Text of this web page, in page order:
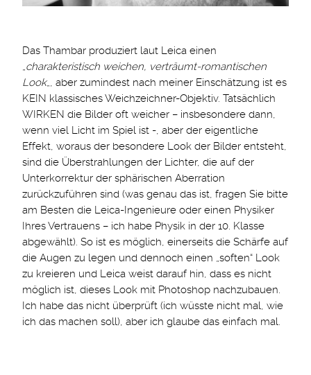
Das Thambar produziert laut Leica einen
„charakteristisch weichen, verträumt-romantischen
Look„, aber zumindest nach meiner Einschätzung ist es
KEIN klassisches Weichzeichner-Objektiv. Tatsächlich
WIRKEN die Bilder oft weicher – insbesondere dann,
wenn viel Licht im Spiel ist -, aber der eigentliche
Effekt, woraus der besondere Look der Bilder entsteht,
sind die Überstrahlungen der Lichter, die auf der
Unterkorrektur der sphärischen Aberration
zurückzuführen sind (was genau das ist, fragen Sie bitte
am Besten die Leica-Ingenieure oder einen Physiker
Ihres Vertrauens – ich habe Physik in der 10. Klasse
abgewählt). So ist es möglich, einerseits die Schärfe auf
die Augen zu legen und dennoch einen „soften“ Look
zu kreieren und Leica weist darauf hin, dass es nicht
möglich ist, dieses Look mit Photoshop nachzubauen.
Ich habe das nicht überprüft (ich wüsste nicht mal, wie
ich das machen soll), aber ich glaube das einfach mal.